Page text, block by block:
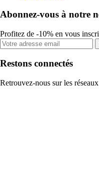
Abonnez-vous à notre
Profitez de -10% en vous
Restons connectés
Retrouvez-nous sur les